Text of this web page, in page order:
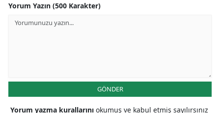
Yorum Yazın (500 Karakter)
GÖNDER
Yorum yazma kurallarını okumuş ve kabul etmiş sayılırsınız